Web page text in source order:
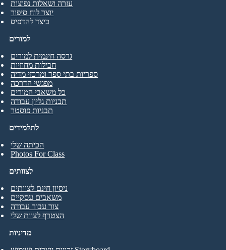
עזרה ושאלות נפוצות
יוצר לוח סיפור
כיצד להדפיס
לתלמידים
הכיתה שלי
Photos For Class
למורים
גרסה חינמית למורים
חבילות מחוזיות
ספריות בתי ספר ומרכזי מדיה
מפגשי הדרכה
כל משאבי המורים
תבניות גליון עבודה
תבניות פוסטר
לצוותים
ניסיון חינם לצוותים
משאבים עסקיים
צור עבור עבודה
הצטרף לצוות שלי
מדיניות